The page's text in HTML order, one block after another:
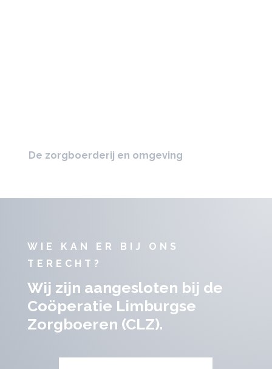
De zorgboerderij en omgeving
WIE KAN ER BIJ ONS
TERECHT?
Wij zijn aangesloten bij de
Coöperatie Limburgse
Zorgboeren (CLZ).